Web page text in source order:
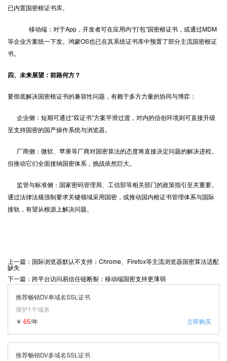
已内置国密根证书库。
移动端：对于App，开发者可在应用内“打包”国密根证书，或通过MDM
等企业方案统一下发。鸿蒙OS也已在其系统证书库中预置了部分主流国密根证
书。
四、未来展望：前路何方？
要彻底解决国密根证书的兼容性问题，有赖于多方力量的协同与博弈：
企业侧：短期可通过“双证书”方案平滑过渡，对内的信创环境则可直接升级
至支持国密的国产操作系统与浏览器。
厂商侧：微软、苹果等厂商对国密算法的态度将直接决定问题的解决进程。
但推动它们全面接纳国密体系，挑战依然巨大。
监管与标准侧：国家密码管理局、工信部等相关部门的政策指引至关重要。
通过法律法规强制要求关键领域采用国密，或推动国内根证书管理体系与国际
接轨，有望从根源上解决问题。
上一篇：国际浏览器默认不支持：Chrome、Firefox等主流浏览器国密算法适配
缺失
下一篇：跨平台访问易信任链断裂：移动端国密支持更薄弱
推荐畅销DV单域名SSL证书
保护1个域名
立即购买
￥ 65/年
推荐畅销DV多域名SSL证书